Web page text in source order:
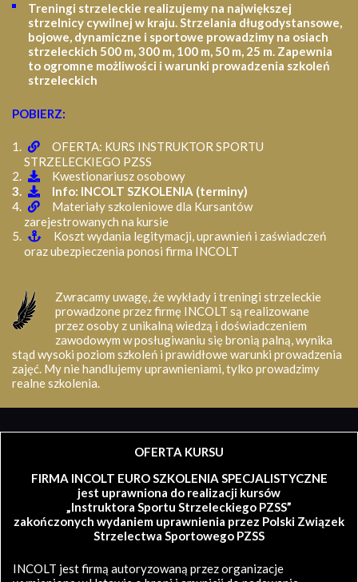
Treningi strzeleckie realizujemy na największej
strzelnicy cywilnej w kraju. Strzelania długodystansowe,
bojowe, dynamiczne i sportowe prowadzimy na osiach
strzeleckich 500 m, 300 m, 100 m, 50 m, 25 m. Zapewnia
to ogromne możliwości i warunki prowadzenia szkoleń
strzeleckich
POBIERZ:
OFERTA: KURS INSTRUKTOR SPORTU
STRZELECKIEGO PZSS
Kwestionariusz osobowy
Info: INCOLT SZKOLENIA (terminy)
Materiały szkoleniowe dla Kursantów
zarejestrowanych na kursie
Koszt wydania legitymacji, uprawnień i zaświadczeń
oraz ubezpieczenia ponosi firma INCOLT
Zwracamy uwagę, że wykłady i treningi strzeleckie
prowadzone przez firmę INCOLT są realizowane
przez osoby z unikalną wiedzą i doświadczeniem
zawodowym w posługiwaniu się bronią palną, wynika
stąd wysoki poziom szkoleń i prawidłowe warunki prowadzenia
zajęć. My nie handlujemy uprawnieniami, tylko prowadzimy
realne szkolenia.
OFERTA KURSU
FIRMA INCOLT EURO SZKOLENIA SPECJALISTYCZNE
jest uprawniona do realizacji kursów
„Instruktora Sportu Strzeleckiego PZSS”
zakończonych wydaniem uprawnienia przez Polski Związek
Strzelectwa Sportowego PZSS
INCOLT jest firmą autoryzowaną przez organizacje